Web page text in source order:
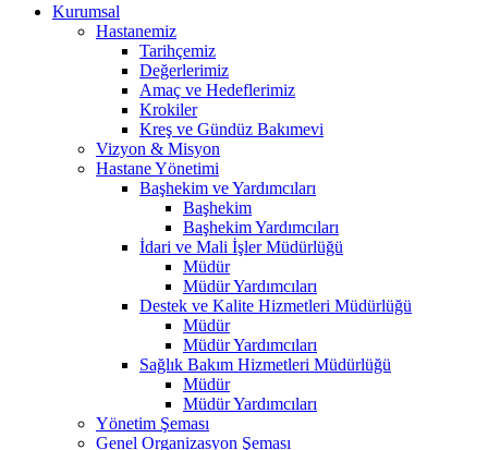
Kurumsal
Hastanemiz
Tarihçemiz
Değerlerimiz
Amaç ve Hedeflerimiz
Krokiler
Kreş ve Gündüz Bakımevi
Vizyon & Misyon
Hastane Yönetimi
Başhekim ve Yardımcıları
Başhekim
Başhekim Yardımcıları
İdari ve Mali İşler Müdürlüğü
Müdür
Müdür Yardımcıları
Destek ve Kalite Hizmetleri Müdürlüğü
Müdür
Müdür Yardımcıları
Sağlık Bakım Hizmetleri Müdürlüğü
Müdür
Müdür Yardımcıları
Yönetim Şeması
Genel Organizasyon Şeması